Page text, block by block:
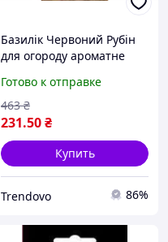
Базилік Червоний Рубін
для огороду ароматне
з високою врожайністю
Готово к отправке
231.50₴
463 ₴
Купить
Trendovo 86%